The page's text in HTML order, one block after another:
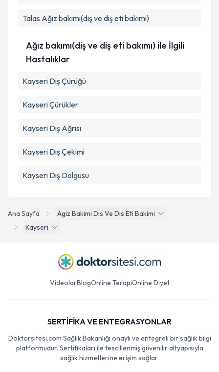
Ana Sayfa
Agiz Bakimi Dis Ve Dis Eti Bakimi
Kayseri
Talas Ağız bakımı(diş ve diş eti bakımı)
Ağız bakımı(diş ve diş eti bakımı) ile İlgili
Hastalıklar
Kayseri Diş Çürüğü
Kayseri Çürükler
Kayseri Diş Ağrısı
Kayseri Diş Çekimi
Kayseri Diş Dolgusu
VideolarBlogOnline TerapiOnline Diyet
SERTİFİKA VE ENTEGRASYONLAR
Doktorsitesi.com Sağlık Bakanlığı onaylı ve entegreli bir sağlık bilgi
platformudur. Sertifikaları ile tescillenmiş güvenilir altyapısıyla
sağlık hizmetlerine erişim sağlar.